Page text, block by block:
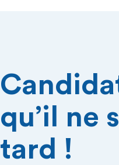
qu’il ne
tard !